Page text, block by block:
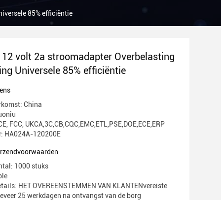
85% efficiëntie
volt 2a stroomadapter Overbelasting
Universele 85% efficiëntie
China
FCC, UKCA,3C,CB,CQC,EMC,ETL,PSE,DOE,ECE,ERP
HA024A-120200E
1000 stuks
HET OVEREENSTEMMEN VAN KLANTENvereiste
25 werkdagen na ontvangst van de borg